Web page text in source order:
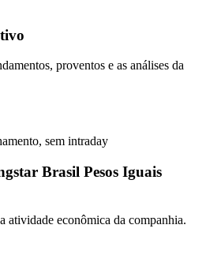
proventos e as análises da
sem intraday
Brasil Pesos Iguais
atividade econômica da companhia.